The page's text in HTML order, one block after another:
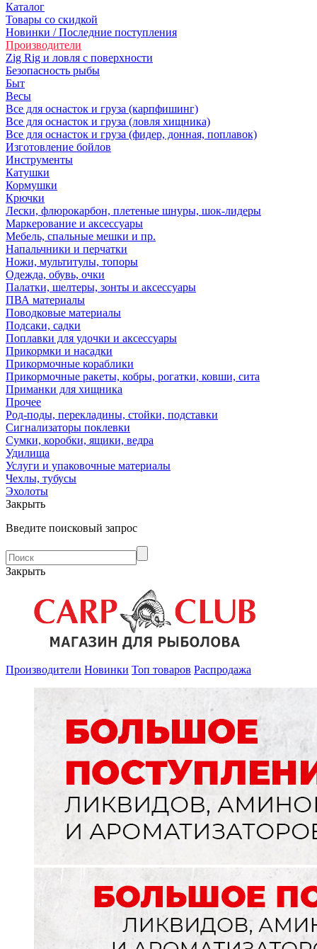
Каталог
Товары со скидкой
Новинки / Последние поступления
Производители
Zig Rig и ловля с поверхности
Безoпасность рыбы
Быт
Весы
Все для оснасток и груза (карпфишинг)
Все для оснасток и груза (ловля хищника)
Все для оснасток и груза (фидер, донная, поплавок)
Изготовление бойлов
Инструменты
Катушки
Кормушки
Крючки
Лески, флюрокарбон, плетеные шнуры, шок-лидеры
Маркерование и аксессуары
Мебель, спальные мешки и пр.
Напальчники и перчатки
Ножи, мультитулы, топоры
Одежда, обувь, очки
Палатки, шелтеры, зонты и аксессуары
ПВА материалы
Поводковые материалы
Подсаки, садки
Поплавки для удочки и аксессуары
Прикормки и насадки
Прикормочные кораблики
Прикормочные ракеты, кобры, рогатки, ковши, сита
Приманки для хищника
Прочее
Род-поды, перекладины, стойки, подставки
Сигнализаторы поклевки
Сумки, коробки, ящики, ведра
Удилища
Услуги и упаковочные материалы
Чехлы, тубусы
Эхолоты
Закрыть
Введите поисковый запрос
Закрыть
Производители Новинки Топ товаров Распродажа